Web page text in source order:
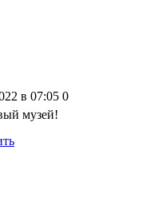
в 07:05 0
музей!